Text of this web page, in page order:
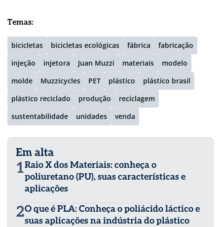
Temas:
bicicletas bicicletas ecológicas fábrica
fabricação
injeção
injetora Juan Muzzi materiais
modelo
molde
Muzzicycles PET plástico
plástico brasil
plástico reciclado
produção
reciclagem
sustentabilidade
unidades venda
Em alta
1Raio X dos Materiais: conheça o
poliuretano (PU), suas características e
aplicações
2O que é PLA: Conheça o poliácido láctico e
suas aplicações na indústria do plástico